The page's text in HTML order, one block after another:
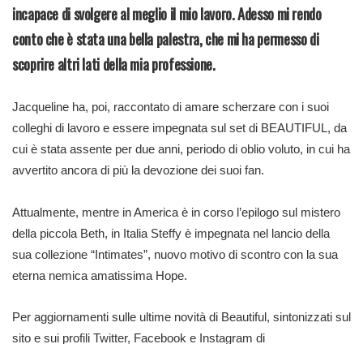
incapace di svolgere al meglio il mio lavoro. Adesso mi rendo
conto che è stata una bella palestra, che mi ha permesso di
scoprire altri lati della mia professione.
Jacqueline ha, poi, raccontato di amare scherzare con i suoi
colleghi di lavoro e essere impegnata sul set di BEAUTIFUL, da
cui è stata assente per due anni, periodo di oblio voluto, in cui ha
avvertito ancora di più la devozione dei suoi fan.
Attualmente, mentre in America è in corso l’epilogo sul mistero
della piccola Beth, in Italia Steffy è impegnata nel lancio della
sua collezione “Intimates”, nuovo motivo di scontro con la sua
eterna nemica amatissima Hope.
Per aggiornamenti sulle ultime novità di Beautiful, sintonizzati sul
sito e sui profili Twitter, Facebook e Instagram di